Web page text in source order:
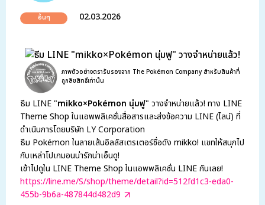
อื่นๆ 02.03.2026
ภาพตัวอย่างตรารับรองจาก The Pokémon Company สำหรับสินค้าที่
ถูกลิขสิทธิ์เท่านั้น
ธีม LINE "mikko×Pokémon นุ่มฟู" วางจำหน่ายแล้ว! ทาง LINE
Theme Shop ในแอพพลิเคชั่นสื่อสารและส่งข้อความ LINE (ไลน์) ที่
ดำเนินการโดยบริษัท LY Corporation
ธีม Pokémon ในลายเส้นอิลลัสเตรเตอร์ชื่อดัง mikko! แชทให้สนุกไป
กับเหล่าโปเกมอนน่ารักน่าเอ็นดู!
เข้าไปดูใน LINE Theme Shop ในแอพพลิเคชั่น LINE กันเลย!
https://line.me/S/shop/theme/detail?id=512fd1c3-eda0-
455b-9b6a-487844d482d9